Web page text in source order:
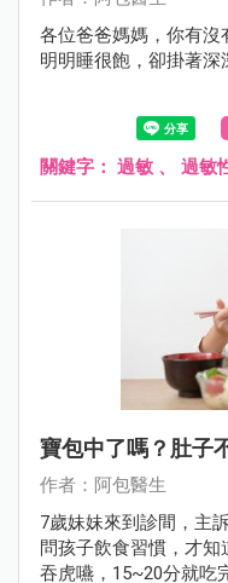
各位爸爸媽媽，你有沒
明明睡很飽，卻掛著深
關鍵字： 過敏 、 過敏
寶包中了嗎？肚子
作者：阿包醫生
7歲妹妹來到診間，主
問孩子飲食習慣，才
吞虎嚥，15~20分就吃